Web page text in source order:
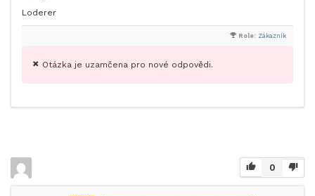
Loderer
Role: Zákazník
Otázka je uzamčena pro nové odpovědi.
0